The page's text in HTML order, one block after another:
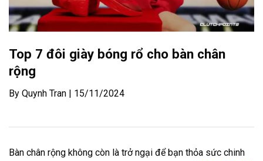
Top 7 đôi giày bóng rổ cho bàn chân
rộng
By Quynh Tran | 15/11/2024
Bàn chân rộng không còn là trở ngại để bạn thỏa sức chinh